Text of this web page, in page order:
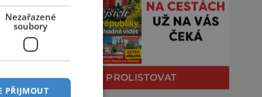
PROLISTOVAT
Nezařazené
soubory
PŘIJMOUT